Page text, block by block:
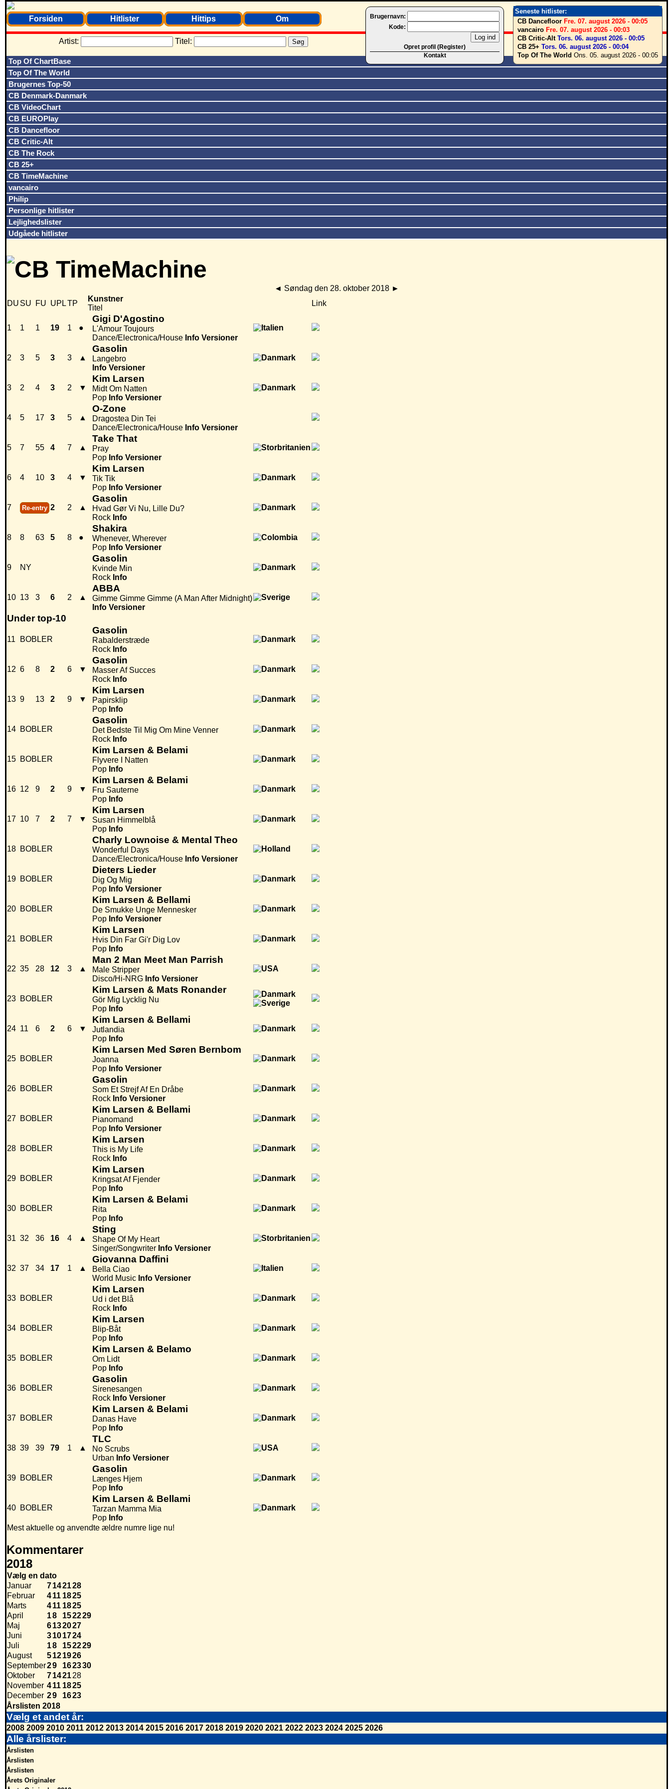
Seneste hitlister:
CB Dancefloor Fre. 07. august 2026 - 00:05
vancairo Fre. 07. august 2026 - 00:03
CB Critic-Alt Tors. 06. august 2026 - 00:05
CB 25+ Tors. 06. august 2026 - 00:04
Top Of The World Ons. 05. august 2026 - 00:05
Brugernavn:
Kode:
Opret profil (Register)
Kontakt
Forsiden Hitlister Hittips Om
Artist: Titel:
Top Of ChartBase
Top Of The World
Brugernes Top-50
CB Denmark-Danmark
CB VideoChart
CB EUROPlay
CB Dancefloor
CB Critic-Alt
CB The Rock
CB 25+
CB TimeMachine
vancairo
Philip
Personlige hitlister
Lejlighedslister
Udgåede hitlister
◄ Søndag den 28. oktober 2018 ►
DU SU FU UPLTP
Kunstner
Titel
Link
1 1 1 19 1 ●
Gigi D'Agostino
L'Amour Toujours
Dance/Electronica/House Info Versioner
2 3 5 3 3 ▲
Gasolin
Langebro
Info Versioner
3 2 4 3 2 ▼
Kim Larsen
Midt Om Natten
Pop Info Versioner
4 5 17 3 5 ▲
O-Zone
Dragostea Din Tei
Dance/Electronica/House Info Versioner
5 7 55 4 7 ▲
Take That
Pray
Pop Info Versioner
6 4 10 3 4 ▼
Kim Larsen
Tik Tik
Pop Info Versioner
7 Re-entry 2 2 ▲
Gasolin
Hvad Gør Vi Nu, Lille Du?
Rock Info
8 8 63 5 8 ●
Shakira
Whenever, Wherever
Pop Info Versioner
9 NY
Gasolin
Kvinde Min
Rock Info
10 13 3 6 2 ▲
ABBA
Gimme Gimme Gimme (A Man After Midnight)
Info Versioner
Under top-10
11 BOBLER
Gasolin
Rabalderstræde
Rock Info
12 6 8 2 6 ▼
Gasolin
Masser Af Succes
Rock Info
13 9 13 2 9 ▼
Kim Larsen
Papirsklip
Pop Info
14 BOBLER
Gasolin
Det Bedste Til Mig Om Mine Venner
Rock Info
15 BOBLER
Kim Larsen & Belami
Flyvere I Natten
Pop Info
16 12 9 2 9 ▼
Kim Larsen & Belami
Fru Sauterne
Pop Info
17 10 7 2 7 ▼
Kim Larsen
Susan Himmelblå
Pop Info
18 BOBLER
Charly Lownoise & Mental Theo
Wonderful Days
Dance/Electronica/House Info Versioner
19 BOBLER
Dieters Lieder
Dig Og Mig
Pop Info Versioner
20 BOBLER
Kim Larsen & Bellami
De Smukke Unge Mennesker
Pop Info Versioner
21 BOBLER
Kim Larsen
Hvis Din Far Gi'r Dig Lov
Pop Info
22 35 28 12 3 ▲
Man 2 Man Meet Man Parrish
Male Stripper
Disco/Hi-NRG Info Versioner
23 BOBLER
Kim Larsen & Mats Ronander
Gör Mig Lycklig Nu
Pop Info
24 11 6 2 6 ▼
Kim Larsen & Bellami
Jutlandia
Pop Info
25 BOBLER
Kim Larsen Med Søren Bernbom
Joanna
Pop Info Versioner
26 BOBLER
Gasolin
Som Et Strejf Af En Dråbe
Rock Info Versioner
27 BOBLER
Kim Larsen & Bellami
Pianomand
Pop Info Versioner
28 BOBLER
Kim Larsen
This is My Life
Rock Info
29 BOBLER
Kim Larsen
Kringsat Af Fjender
Pop Info
30 BOBLER
Kim Larsen & Belami
Rita
Pop Info
31 32 36 16 4 ▲
Sting
Shape Of My Heart
Singer/Songwriter Info Versioner
32 37 34 17 1 ▲
Giovanna Daffini
Bella Ciao
World Music Info Versioner
33 BOBLER
Kim Larsen
Ud i det Blå
Rock Info
34 BOBLER
Kim Larsen
Blip-Båt
Pop Info
35 BOBLER
Kim Larsen & Belamo
Om Lidt
Pop Info
36 BOBLER
Gasolin
Sirenesangen
Rock Info Versioner
37 BOBLER
Kim Larsen & Belami
Danas Have
Pop Info
38 39 39 79 1 ▲
TLC
No Scrubs
Urban Info Versioner
39 BOBLER
Gasolin
Længes Hjem
Pop Info
40 BOBLER
Kim Larsen & Bellami
Tarzan Mamma Mia
Pop Info
Mest aktuelle og anvendte ældre numre lige nu!
Kommentarer
2018
Vælg en dato
Januar
7142128
Februar
411 1825
Marts
411 1825
April
18 152229
Maj
6132027
Juni
3101724
Juli
18 152229
August
5121926
September29 162330
Oktober
7142128
November 411 1825
December 29 1623
Årslisten 2018
Vælg et andet år:
2008 2009 2010 2011 2012 2013 2014 2015 2016 2017 2018 2019 2020 2021 2022 2023 2024 2025 2026
Alle årslister:
Årslisten
Årslisten
Årslisten
Årets Originaler